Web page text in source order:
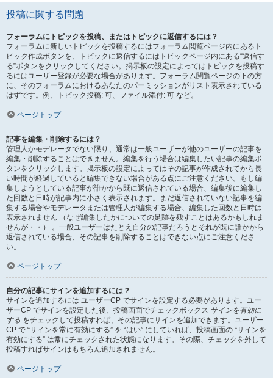
投稿に関する問題
フォーラムにトピックを投稿、またはトピックに返信するには？
フォーラムに新しいトピックを投稿するにはフォーラム閲覧ページ内にあるト
ピック作成ボタンを、トピックに返信するにはトピックページ内にある“返信す
る”ボタンをクリックしてください。掲示板の設定によってはトピックを投稿す
るにはユーザー登録が必要な場合があります。フォーラム閲覧ページの下の方
に、そのフォーラムにおけるあなたのパーミッションがリスト表示されている
はずです。例、トピック投稿: 可、ファイル添付: 可 など。
ページトップ
記事を編集・削除するには？
管理人かモデレータでない限り、通常は一般ユーザーが他のユーザーの記事を
編集・削除することはできません。編集を行う場合は編集したい記事の編集ボ
タンをクリックします。掲示板の設定によってはその記事が作成されてから長
い時間が経過していると編集できない場合がある点にご注意ください。もし編
集しようとしている記事が誰かから既に返信されている場合、編集後に編集し
た回数と日時が記事内に小さく表示されます。まだ返信されていない記事を編
集する場合やモデレータまたは管理人が編集する場合、編集した回数と日時は
表示されません （なぜ編集したかについての足跡を残すことはあるかもしれま
せんが・・） 。一般ユーザーはたとえ自分の記事だろうとそれが既に誰かから
返信されている場合、その記事を削除することはできない点にご注意くださ
い。
ページトップ
自分の記事にサインを追加するには？
サインを追加するには ユーザーCP でサインを設定する必要があります。ユー
ザーCP でサインを設定した後、投稿画面でチェックボックス サインを有効に
する をチェックして投稿すれば、その記事にサインを追加できます。ユーザー
CP で “サインを常に有効にする” を “はい” にしていれば、投稿画面の “サインを
有効にする” は常にチェックされた状態になります。その際、チェックを外して
投稿すればサインはもちろん追加されません。
ページトップ